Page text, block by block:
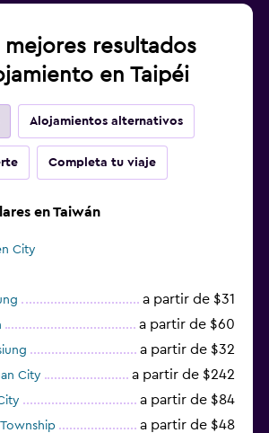
mejores resultados
en Taipéi
Alojamientos alternativos
Completa tu viaje
en Taiwán
City
a partir de $31
a partir de $60
a partir de $32
City a partir de $242
a partir de $84
a partir de $48